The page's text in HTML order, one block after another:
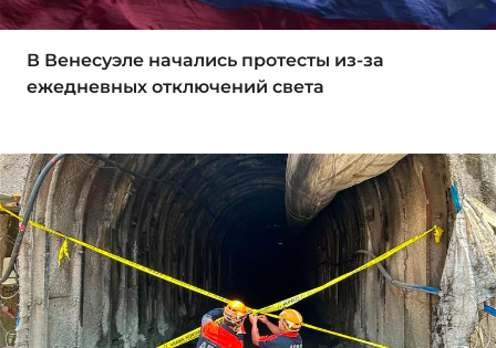
В Венесуэле начались протесты из-за
ежедневных отключений света